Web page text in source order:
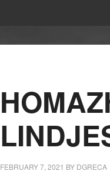
FEBRUARY 7, 2021 BY DGRECA